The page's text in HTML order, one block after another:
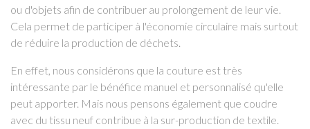
ou d'objets afin de contribuer au prolongement de leur vie.
Cela permet de participer à l'économie circulaire mais surtout
de réduire la production de déchets.
En effet, nous considérons que la couture est très
intéressante par le bénéfice manuel et personnalisé qu'elle
peut apporter. Mais nous pensons également que coudre
avec du tissu neuf contribue à la sur-production de textile.